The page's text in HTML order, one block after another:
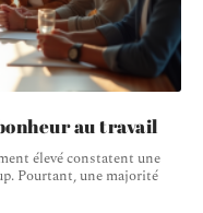
au travail
élevé constatent une
Pourtant, une majorité